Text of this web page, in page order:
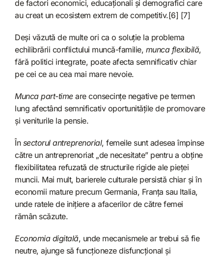
de factori economici, educaționali și demografici care
au creat un ecosistem extrem de competitiv.[6] [7]
Deși văzută de multe ori ca o soluție la problema
echilibrării conflictului muncă-familie, munca flexibilă,
fără politici integrate, poate afecta semnificativ chiar
pe cei ce au cea mai mare nevoie.
Munca part-timeare consecințe negative pe termen
lung afectând semnificativ oportunitățile de promovare
și veniturile la pensie.
În sectorul antreprenorial, femeile sunt adesea împinse
către un antreprenoriat „de necesitate” pentru a obține
flexibilitatea refuzată de structurile rigide ale pieței
muncii. Mai mult, barierele culturale persistă chiar și în
economii mature precum Germania, Franța sau Italia,
unde ratele de inițiere a afacerilor de către femei
rămân scăzute.
Economia digitală, unde mecanismele ar trebui să fie
neutre, ajunge să funcționeze disfuncțional și